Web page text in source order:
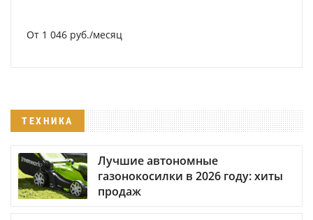
От 1 046 руб./месяц
ТЕХНИКА
Лучшие автономные
газонокосилки в 2026 году: хиты
продаж